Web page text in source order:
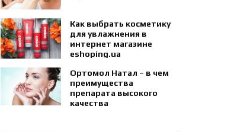
Как выбрать косметику
для увлажнения в
интернет магазине
eshoping.ua
Ортомол Натал – в чем
преимущества
препарата высокого
качества